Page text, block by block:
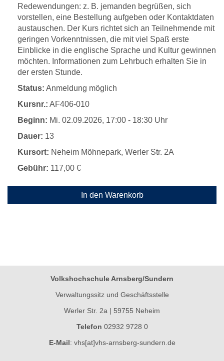
Redewendungen: z. B. jemanden begrüßen, sich
vorstellen, eine Bestellung aufgeben oder Kontaktdaten
austauschen. Der Kurs richtet sich an Teilnehmende mit
geringen Vorkenntnissen, die mit viel Spaß erste
Einblicke in die englische Sprache und Kultur gewinnen
möchten. Informationen zum Lehrbuch erhalten Sie in
der ersten Stunde.
Status: Anmeldung möglich
Kursnr.: AF406-010
Beginn: Mi. 02.09.2026, 17:00 - 18:30 Uhr
Dauer: 13
Kursort: Neheim Möhnepark, Werler Str. 2A
Gebühr: 117,00 €
In den Warenkorb
Volkshochschule Arnsberg/Sundern
Verwaltungssitz und Geschäftsstelle
Werler Str. 2a | 59755 Neheim
Telefon 02932 9728 0
E-Mail : vhs[at]vhs-arnsberg-sundern.de